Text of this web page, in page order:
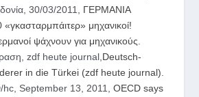
30/03/2011, ΓΕΡΜΑΝΙΑ
μηχανικοί!
ψάχνουν για μηχανικούς
zdf heute journal, Deutsch-
in die Türkei (zdf heute journal)
hc, September 13, 2011,OECD says